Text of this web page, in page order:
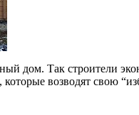
дом. Так строители
возводят свою